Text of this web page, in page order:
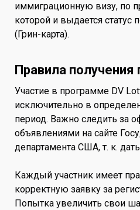
иммиграционную визу, по
которой и выдается статус
(Грин-карта).
Правила получения
Участие в программе DV
исключительно в
период. Важно следить за
объявлениями на сайте
департамента США, т. к.
Каждый участник имеет
корректную заявку за
Попытка увеличить свои